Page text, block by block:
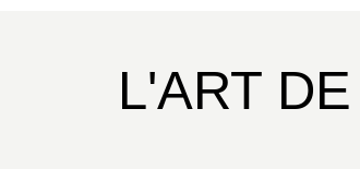
L'ART